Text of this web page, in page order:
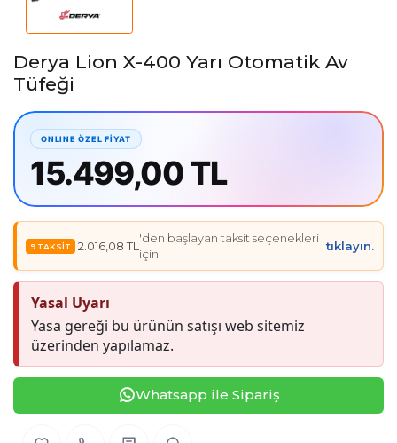
Derya Lion X-400 Yarı Otomatik Av
Tüfeği
15.499,00 TL
2.016,08 TL
'den başlayan taksit seçenekleri
için
tıklayın.
Yasal Uyarı
Yasa gereği bu ürünün satışı web sitemiz
üzerinden yapılamaz.
Whatsapp ile Sipariş